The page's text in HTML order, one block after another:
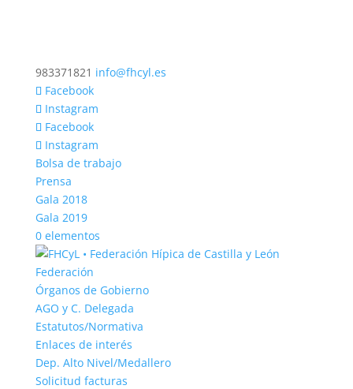
983371821 info@fhcyl.es
Facebook
Instagram
Facebook
Instagram
Bolsa de trabajo
Prensa
Gala 2018
Gala 2019
0 elementos
Federación
Órganos de Gobierno
AGO y C. Delegada
Estatutos/Normativa
Enlaces de interés
Dep. Alto Nivel/Medallero
Solicitud facturas